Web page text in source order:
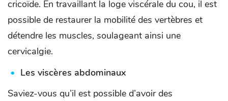
cricoïde. En travaillant la loge viscérale du cou, il est
possible de restaurer la mobilité des vertèbres et
détendre les muscles, soulageant ainsi une
cervicalgie.
Les viscères abdominaux
Saviez-vous qu’il est possible d’avoir des